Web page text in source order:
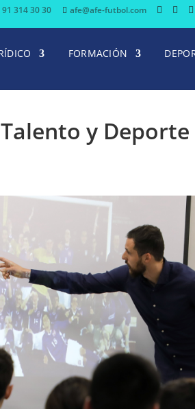
91 314 30 30 afe@afe-futbol.com
FORMACIÓN
y Deporte